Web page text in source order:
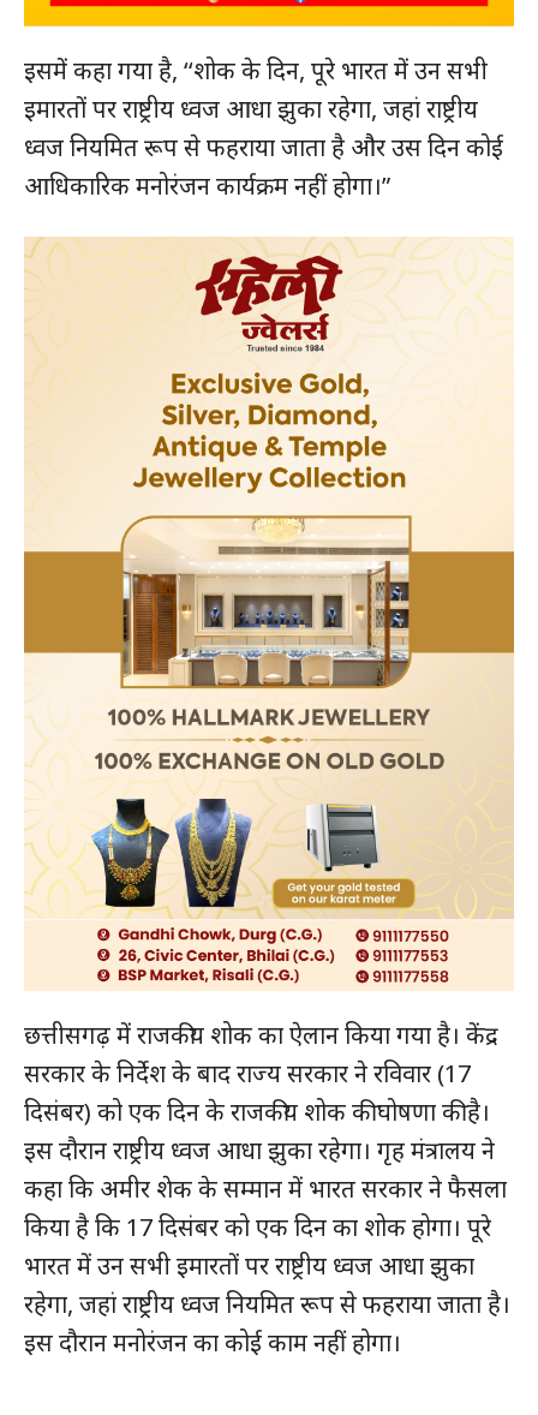
इसमें कहा गया है, ‘‘शोक के दिन, पूरे भारत में उन सभी
इमारतों पर राष्ट्रीय ध्वज आधा झुका रहेगा, जहां राष्ट्रीय
ध्वज नियमित रूप से फहराया जाता है और उस दिन कोई
आधिकारिक मनोरंजन कार्यक्रम नहीं होगा।”
छत्तीसगढ़ में राजकीय शोक का ऐलान किया गया है। केंद्र
सरकार के निर्देश के बाद राज्य सरकार ने रविवार (17
दिसंबर) को एक दिन के राजकीय शोक की घोषणा की है।
इस दौरान राष्ट्रीय ध्वज आधा झुका रहेगा। गृह मंत्रालय ने
कहा कि अमीर शेक के सम्मान में भारत सरकार ने फैसला
किया है कि 17 दिसंबर को एक दिन का शोक होगा। पूरे
भारत में उन सभी इमारतों पर राष्ट्रीय ध्वज आधा झुका
रहेगा, जहां राष्ट्रीय ध्वज नियमित रूप से फहराया जाता है।
इस दौरान मनोरंजन का कोई काम नहीं होगा।